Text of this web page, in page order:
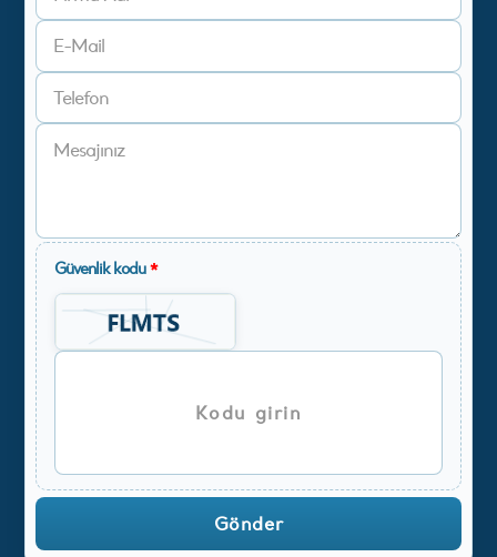
Güvenlik kodu*